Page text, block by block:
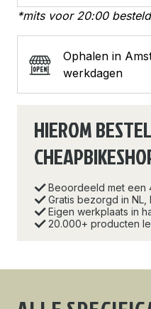
*mits voor 20:00 besteld
Ophalen in
werkdagen
HIEROM
Beoordeeld met een
Gratis bezorgd in NL,
Eigen werkplaats in
20.000+ producten